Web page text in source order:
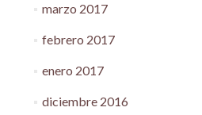
marzo 2017
febrero 2017
enero 2017
diciembre 2016